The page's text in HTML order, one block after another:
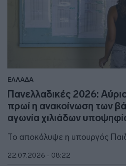
ΕΛΛΑΔΑ
Πανελλαδικές 2026:
πρωί η ανακοίνωση των
αγωνία χιλιάδων
Το αποκάλυψε η υπουργός
22.07.2026 - 08:22